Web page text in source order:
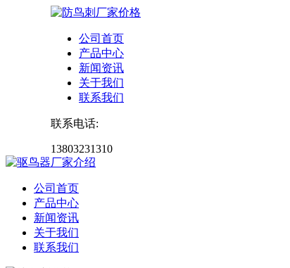
公司首页
产品中心
新闻资讯
关于我们
联系我们
联系电话:
13803231310
公司首页
产品中心
新闻资讯
关于我们
联系我们